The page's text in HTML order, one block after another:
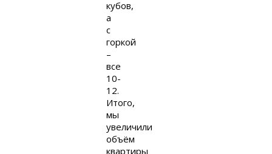
кубов,
а
с
горкой
–
все
10-
12.
Итого,
мы
увеличили
объём
квартиры